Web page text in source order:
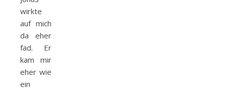
wirkte
auf mich
da eher
fad. Er
kam mir
eher wie
ein